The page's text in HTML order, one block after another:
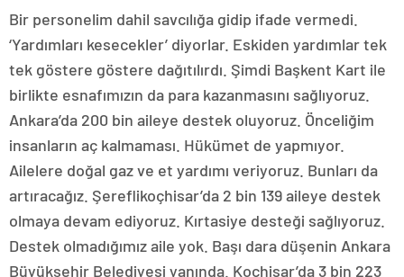
Bir personelim dahil savcılığa gidip ifade vermedi.
‘Yardımları kesecekler’ diyorlar. Eskiden yardımlar tek
tek göstere göstere dağıtılırdı. Şimdi Başkent Kart ile
birlikte esnafımızın da para kazanmasını sağlıyoruz.
Ankara’da 200 bin aileye destek oluyoruz. Önceliğim
insanların aç kalmaması. Hükümet de yapmıyor.
Ailelere doğal gaz ve et yardımı veriyoruz. Bunları da
artıracağız. Şereflikoçhisar’da 2 bin 139 aileye destek
olmaya devam ediyoruz. Kırtasiye desteği sağlıyoruz.
Destek olmadığımız aile yok. Başı dara düşenin Ankara
Büyükşehir Belediyesi yanında. Koçhisar’da 3 bin 223